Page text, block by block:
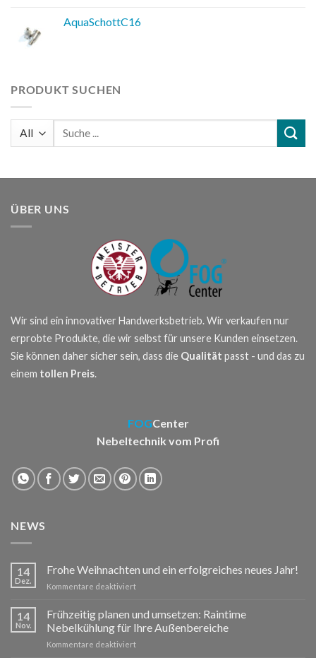
AquaSchottC16
PRODUKT SUCHEN
Suchen
ÜBER UNS
Wir sind ein innovativer Handwerksbetrieb. Wir verkaufen nur
erprobte Produkte, die wir selbst für unsere Kunden einsetzen.
Sie können daher sicher sein, dass die Qualität passt - und das zu
einem tollen Preis.
FOGCenter
Nebeltechnik vom Profi
NEWS
14
Dez.
Frohe Weihnachten und ein erfolgreiches neues Jahr!
Kommentare deaktiviertfür
Weihnachten
und
ein
erfolgreiches
14
Nov.
Frühzeitig planen und umsetzen: Raintime
Nebelkühlung für Ihre Außenbereiche
Kommentare deaktiviertfür